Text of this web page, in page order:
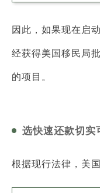
因此，如果现在启
经获得美国移民局
的项目。
选快速还款切实
根据现行法律，美